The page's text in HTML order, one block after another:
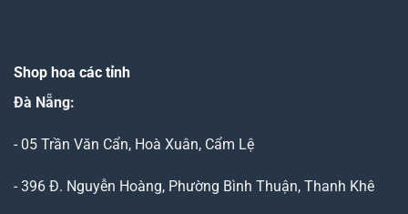
Shop hoa các tỉnh
Đà Nẵng:
- 05 Trần Văn Cẩn, Hoà Xuân, Cẩm Lệ
- 396 Đ. Nguyễn Hoàng, Phường Bình Thuận, Thanh Khê